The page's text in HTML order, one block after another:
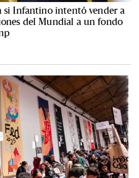
si Infantino intentó vender a
del Mundial a un fondo